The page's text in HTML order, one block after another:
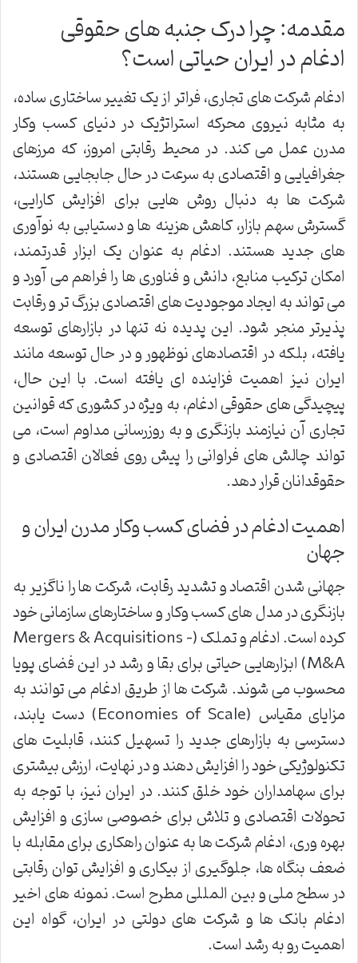
مقدمه: چرا درک جنبه های حقوقی
ادغام در ایران حیاتی است؟
ادغام شرکت های تجاری، فراتر از یک تغییر ساختاری ساده،
به مثابه نیروی محرکه استراتژیک در دنیای کسب وکار
مدرن عمل می کند. در محیط رقابتی امروز، که مرزهای
جغرافیایی و اقتصادی به سرعت در حال جابجایی هستند،
شرکت ها به دنبال روش هایی برای افزایش کارایی،
گسترش سهم بازار، کاهش هزینه ها و دستیابی به نوآوری
های جدید هستند. ادغام به عنوان یک ابزار قدرتمند،
امکان ترکیب منابع، دانش و فناوری ها را فراهم می آورد و
می تواند به ایجاد موجودیت های اقتصادی بزرگ تر و رقابت
پذیرتر منجر شود. این پدیده نه تنها در بازارهای توسعه
یافته، بلکه در اقتصادهای نوظهور و در حال توسعه مانند
ایران نیز اهمیت فزاینده ای یافته است. با این حال،
پیچیدگی های حقوقی ادغام، به ویژه در کشوری که قوانین
تجاری آن نیازمند بازنگری و به روزرسانی مداوم است، می
تواند چالش های فراوانی را پیش روی فعالان اقتصادی و
حقوقدانان قرار دهد.
اهمیت ادغام در فضای کسب وکار مدرن ایران و
جهان
جهانی شدن اقتصاد و تشدید رقابت، شرکت ها را ناگزیر به
بازنگری در مدل های کسب وکار و ساختارهای سازمانی خود
کرده است. ادغام و تملک (Mergers & Acquisitions –
M&A) ابزارهایی حیاتی برای بقا و رشد در این فضای پویا
محسوب می شوند. شرکت ها از طریق ادغام می توانند به
مزایای مقیاس (Economies of Scale) دست یابند،
دسترسی به بازارهای جدید را تسهیل کنند، قابلیت های
تکنولوژیکی خود را افزایش دهند و در نهایت، ارزش بیشتری
برای سهامداران خود خلق کنند. در ایران نیز، با توجه به
تحولات اقتصادی و تلاش برای خصوصی سازی و افزایش
بهره وری، ادغام شرکت ها به عنوان راهکاری برای مقابله با
ضعف بنگاه ها، جلوگیری از بیکاری و افزایش توان رقابتی
در سطح ملی و بین المللی مطرح است. نمونه های اخیر
ادغام بانک ها و شرکت های دولتی در ایران، گواه این
اهمیت رو به رشد است.